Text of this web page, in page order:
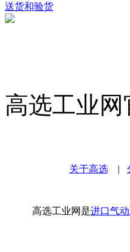
送货和验货
高选工业网
关于高选|
高选工业网是进口气